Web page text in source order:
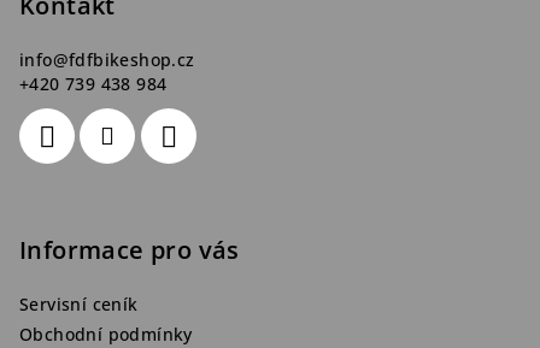
info@fdfbikeshop.cz
+420 739 438 984
Informace pro vás
Servisní ceník
Obchodní podmínky